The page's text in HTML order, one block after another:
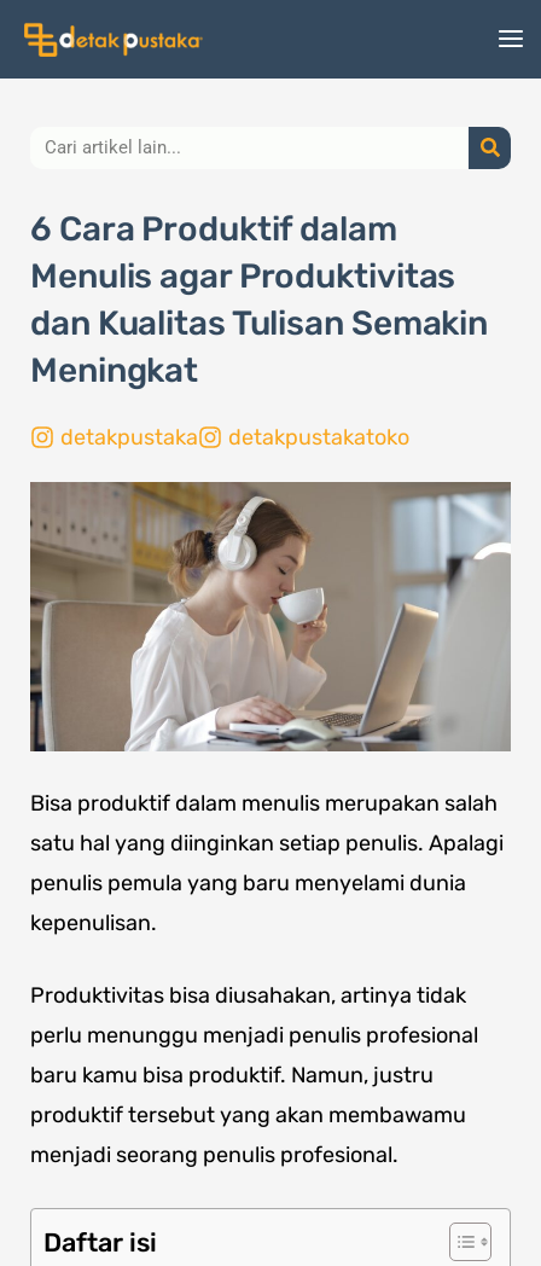
Lewati
Search
6 Cara Produktif dalam
Menulis agar Produktivitas
dan Kualitas Tulisan Semakin
Meningkat
detakpustaka detakpustakatoko
Bisa produktif dalam menulis merupakan salah
satu hal yang diinginkan setiap penulis. Apalagi
penulis pemula yang baru menyelami dunia
kepenulisan.
Produktivitas bisa diusahakan, artinya tidak
perlu menunggu menjadi penulis profesional
baru kamu bisa produktif. Namun, justru
produktif tersebut yang akan membawamu
menjadi seorang penulis profesional.
Daftar isi